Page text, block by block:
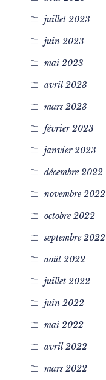
juillet 2023
juin 2023
mai 2023
avril 2023
mars 2023
février 2023
janvier 2023
décembre 2022
novembre 2022
octobre 2022
septembre 2022
août 2022
juillet 2022
juin 2022
mai 2022
avril 2022
mars 2022